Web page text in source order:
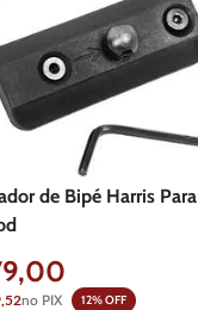
de Bipé Harris Para
,00
no PIX 12% OFF